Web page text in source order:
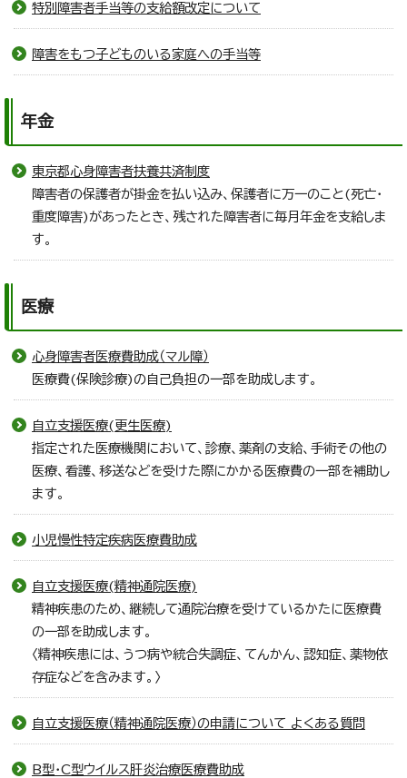
特別障害者手当等の支給額改定について
障害をもつ子どものいる家庭への手当等
年金
東京都心身障害者扶養共済制度
障害者の保護者が掛金を払い込み、保護者に万一のこと(死亡・
重度障害)があったとき、残された障害者に毎月年金を支給しま
す。
医療
心身障害者医療費助成（マル障）
医療費(保険診療)の自己負担の一部を助成します。
自立支援医療(更生医療)
指定された医療機関において、診療、薬剤の支給、手術その他の
医療、看護、移送などを受けた際にかかる医療費の一部を補助し
ます。
小児慢性特定疾病医療費助成
自立支援医療(精神通院医療)
精神疾患のため、継続して通院治療を受けているかたに医療費
の一部を助成します。
〈精神疾患には、うつ病や統合失調症、てんかん、認知症、薬物依
存症などを含みます。〉
自立支援医療（精神通院医療）の申請について よくある質問
B型・C型ウイルス肝炎治療医療費助成